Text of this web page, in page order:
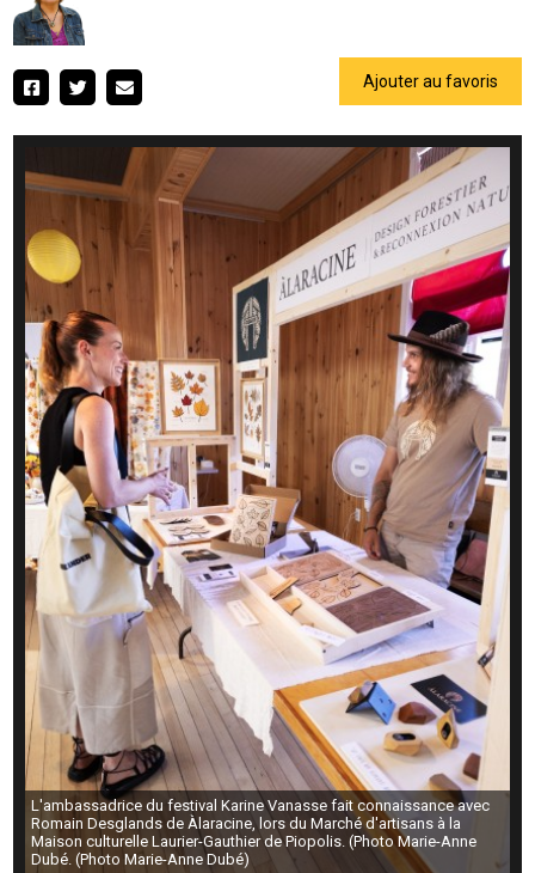
Ajouter au favoris
L'ambassadrice du festival Karine Vanasse fait connaissance avec
Romain Desglands de Àlaracine, lors du Marché d'artisans à la
Maison culturelle Laurier-Gauthier de Piopolis. (Photo Marie-Anne
Dubé. (Photo Marie-Anne Dubé)